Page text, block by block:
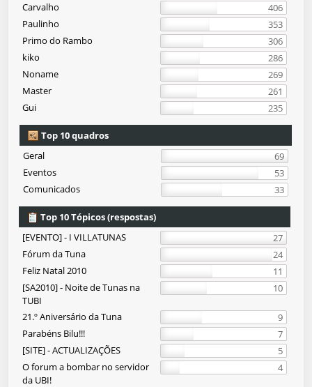
Carvalho
406
Paulinho
353
Primo do Rambo
306
kiko
286
Noname
269
Master
261
Gui
235
Top 10 quadros
Geral
69
Eventos
53
Comunicados
33
Top 10 Tópicos (respostas)
[EVENTO] - I VILLATUNAS
27
Fórum da Tuna
24
Feliz Natal 2010
11
[SA2010] - Noite de Tunas na
TUBI
10
21.º Aniversário da Tuna
9
Parabéns Bilu!!!
7
[SITE] - ACTUALIZAÇÕES
5
O forum a bombar no servidor
da UBI!
4